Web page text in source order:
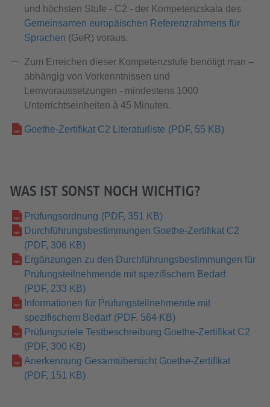
und höchsten Stufe - C2 - der Kompetenzskala des
Gemeinsamen europäischen Referenzrahmens für
Sprachen (GeR) voraus.
Zum Erreichen dieser Kompetenzstufe benötigt man –
abhängig von Vorkenntnissen und
Lernvoraussetzungen - mindestens 1000
Unterrichtseinheiten à 45 Minuten.
Goethe-Zertifikat C2 Literaturliste (PDF, 55 KB)
WAS IST SONST NOCH WICHTIG?
Prüfungsordnung (PDF, 351 KB)
Durchführungsbestimmungen Goethe-Zertifikat C2
(PDF, 306 KB)
Ergänzungen zu den Durchführungsbestimmungen für
Prüfungsteilnehmende mit spezifischem Bedarf
(PDF, 233 KB)
Informationen für Prüfungsteilnehmende mit
spezifischem Bedarf (PDF, 564 KB)
Prüfungsziele Testbeschreibung Goethe-Zertifikat C2
(PDF, 300 KB)
Anerkennung Gesamtübersicht Goethe-Zertifikat
(PDF, 151 KB)